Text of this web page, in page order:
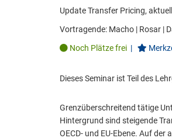
Update Transfer Pricing,
Vortragende: Macho | Rosar |
Noch Plätze frei |
Dieses Seminar ist Teil des
Grenzüberschreitend tätige
Hintergrund sind steigende
OECD- und EU-Ebene. Auf